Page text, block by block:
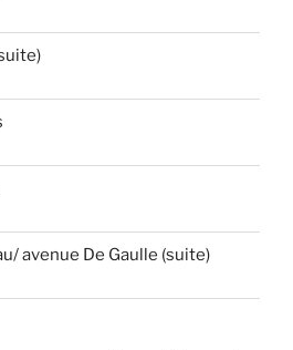
avenue De Gaulle (suite)